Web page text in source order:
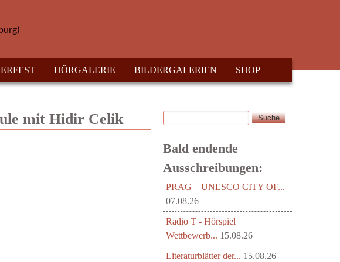
HÖRGALERIE BILDERGALERIEN SHOP
mit Hidir Celik Suchformular
Suche
Bald endende
Ausschreibungen:
PRAG – UNESCO CITY OF...
07.08.26
Radio T - Hörspiel
Wettbewerb... 15.08.26
Literaturblätter der... 15.08.26